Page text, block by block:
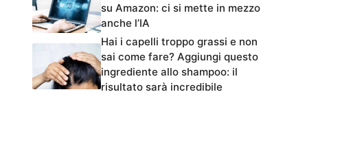
su Amazon: ci si mette in mezzo
anche l’IA
Hai i capelli troppo grassi e non
sai come fare? Aggiungi questo
ingrediente allo shampoo: il
risultato sarà incredibile